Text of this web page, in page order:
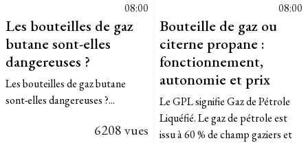
08:00
Les bouteilles de gaz
butane sont-elles
dangereuses ?
Les bouteilles de gaz butane
sont-elles dangereuses ?...
6208 vues
08:00
Bouteille de gaz ou
citerne propane :
fonctionnement,
autonomie et prix
Le GPL signifie Gaz de Pétrole
Liquéfié. Le gaz de pétrole est
issu à 60 % de champ gaziers et